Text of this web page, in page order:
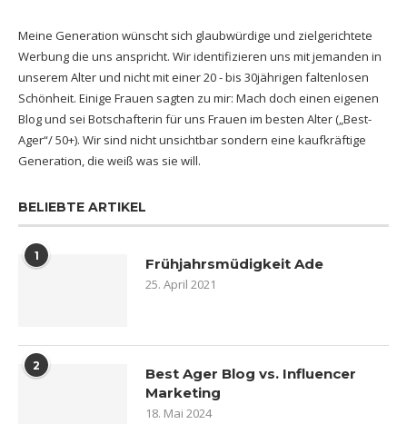
Meine Generation wünscht sich glaubwürdige und zielgerichtete
Werbung die uns anspricht. Wir identifizieren uns mit jemanden in
unserem Alter und nicht mit einer 20 - bis 30jährigen faltenlosen
Schönheit. Einige Frauen sagten zu mir: Mach doch einen eigenen
Blog und sei Botschafterin für uns Frauen im besten Alter („Best-
Ager“/ 50+). Wir sind nicht unsichtbar sondern eine kaufkräftige
Generation, die weiß was sie will.
BELIEBTE ARTIKEL
1 Frühjahrsmüdigkeit Ade
25. April 2021
2
Best Ager Blog vs. Influencer
Marketing
18. Mai 2024